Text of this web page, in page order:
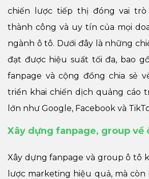
chiến lược tiếp thị đóng vai
thành công và uy tín của mọi
ngành ô tô. Dưới đây là những
đạt được hiệu suất tối đa, bao
fanpage và cộng đồng chia sẻ
triển khai chiến dịch quảng cáo
lớn như Google, Facebook và
Xây dựng fanpage, group về
Xây dựng fanpage và group ô tô
lược marketing hiệu quả, mà